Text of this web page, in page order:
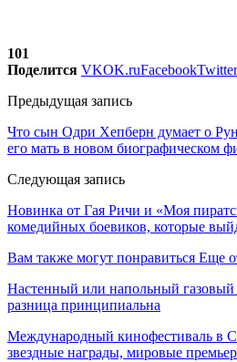
101
Поделится VKOK.ruFacebookTwitter
Предыдущая запись
Что сын Одри Хепберн думает о
его мать в новом биографическом
Следующая запись
Новинка от Гая Ричи и «Моя
комедийных боевиков, которые
Вам также могут понравиться Еще
Настенный или напольный газовый
разница принципиальна
Международный кинофестиваль в
звездные награды, мировые